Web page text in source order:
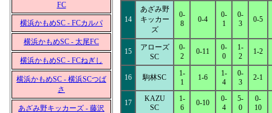
FC
横浜かもめSC - FCカルパ
横浜かもめSC - 太尾FC
横浜かもめSC - FCねぎし
横浜かもめSC - 横浜SCつば
さ
あざみ野キッカーズ - 藤沢
14
あざみ野
キッカー
ズ
0-
8
0-4
0-
1
0-
3
0-5
15
アローズ
SC
0-
2
0-11
0-
0
1-
2
1-2
16 駒林SC
1-
1
1-6
1-
4
0-
3
2-1
17
KAZU
SC
1-
6
0-10
0-
4
5-
0
0-
10